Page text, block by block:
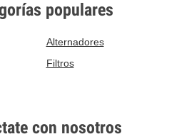
populares
Alternadores
Filtros
con nosotros